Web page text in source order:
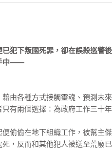
犯下叛國死罪，卻在誤殺巡警
中——
由各種方式接觸靈魂、預測未
有兩個選擇：為政府工作三十
偷偷在地下組織工作，被幫主傑
，反而和其他犯人被送至荒廢